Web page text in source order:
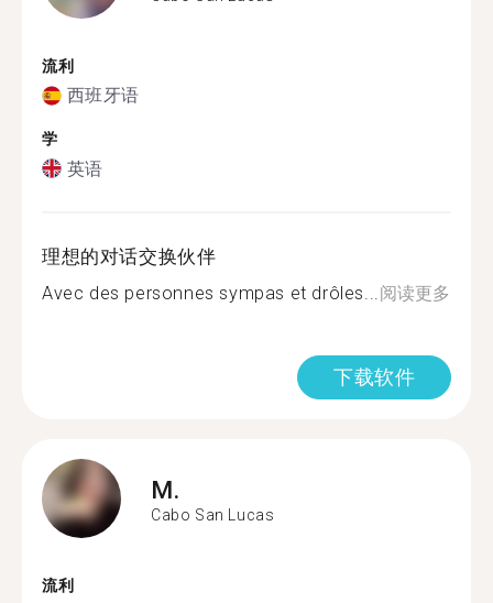
流利
西班牙语
学
英语
理想的对话交换伙伴
Avec des personnes sympas et drôles... 阅读更多
下载软件
M.
Cabo San Lucas
流利